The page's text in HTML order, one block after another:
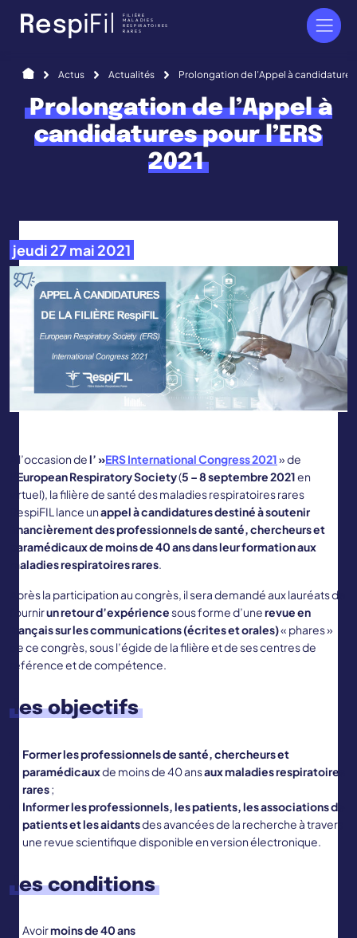
RespiFi FILIÈRE
MALADIES
RESPIRATOIRES
RARES
AccueilActus Actualités Prolongation de l’Appel à candidatures
Prolongation de l’Appel à
candidatures pour l’ERS
2021
jeudi 27 mai 2021
A l’occasion del’ »ERS International Congress 2021» de
l’European Respiratory Society(5 – 8 septembre 2021en
virtuel), la filière de santé des maladies respiratoires rares
RespiFIL lance unappelà candidatures destiné à soutenir
financièrement des professionnels de santé, chercheurs et
paramédicaux de moins de 40 ans dans leur formation aux
maladies respiratoires rares.
Après la participation au congrès, il sera demandé aux lauréats de
fournirun retour d’expériencesous forme d’unerevue en
français sur les communications (écrites et orales)« phares »
de ce congrès, sous l’égide de la filière et de ses centres de
référence et de compétence.
lesobjectifs
Former les professionnels de santé, chercheurs et
paramédicauxde moins de 40 ansaux maladies respiratoires
rares;
Informer les professionnels, les patients, les associations de
patients et les aidantsdes avancées de la recherche à travers
une revue scientifique disponible en version électronique.
les conditions
Avoirmoins de 40 ans